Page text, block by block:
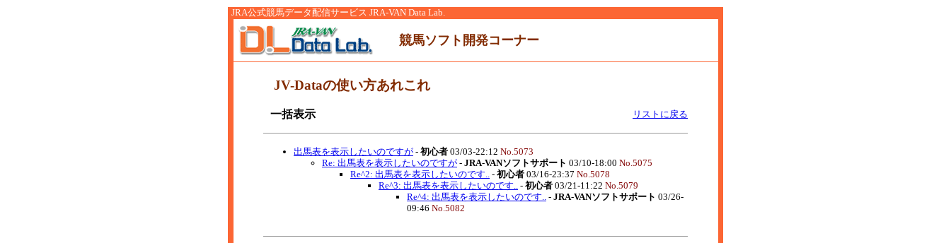
JRA公式競馬データ配信サービス JRA-VAN Data Lab.
競馬ソフト開発コーナー
JV-Dataの使い方あれこれ
一括表示 リストに戻る
出馬表を表示したいのですが - 初心者 03/03-22:12 No.5073
Re: 出馬表を表示したいのですが - JRA-VANソフトサポート 03/10-18:00 No.5075
Re^2: 出馬表を表示したいのです.. - 初心者 03/16-23:37 No.5078
Re^3: 出馬表を表示したいのです.. - 初心者 03/21-11:22 No.5079
Re^4: 出馬表を表示したいのです.. - JRA-VANソフトサポート 03/26-
09:46 No.5082